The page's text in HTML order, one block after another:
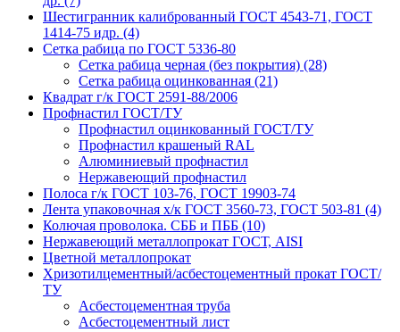
Шестигранник калиброванный ГОСТ 4543-71, ГОСТ
1414-75 идр. (4)
Сетка рабица по ГОСТ 5336-80
Сетка рабица черная (без покрытия) (28)
Сетка рабица оцинкованная (21)
Квадрат г/к ГОСТ 2591-88/2006
Профнастил ГОСТ/ТУ
Профнастил оцинкованный ГОСТ/ТУ
Профнастил крашеный RAL
Алюминиевый профнастил
Нержавеющий профнастил
Полоса г/к ГОСТ 103-76, ГОСТ 19903-74
Лента упаковочная х/к ГОСТ 3560-73, ГОСТ 503-81 (4)
Колючая проволока. СББ и ПББ (10)
Нержавеющий металлопрокат ГОСТ, AISI
Цветной металлопрокат
Хризотилцементный/асбестоцементный прокат ГОСТ/
ТУ
Асбестоцементная труба
Асбестоцементный лист